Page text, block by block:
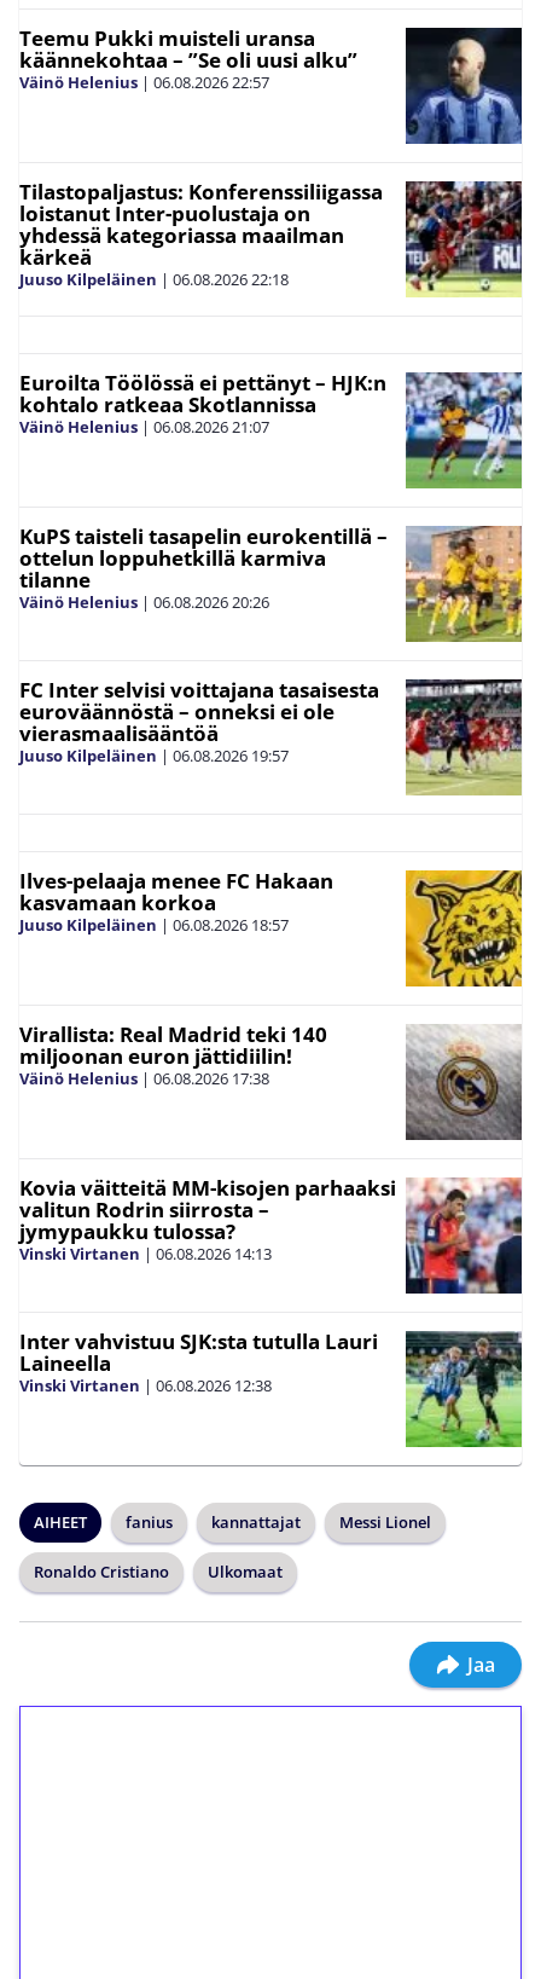
Teemu Pukki muisteli uransa
käännekohtaa – ”Se oli uusi alku”
Väinö Helenius | 06.08.202622:57
Tilastopaljastus: Konferenssiliigassa
loistanut Inter-puolustaja on
yhdessä kategoriassa maailman
kärkeä
Juuso Kilpeläinen | 06.08.202622:18
Euroilta Töölössä ei pettänyt – HJK:n
kohtalo ratkeaa Skotlannissa
Väinö Helenius | 06.08.202621:07
KuPS taisteli tasapelin eurokentillä –
ottelun loppuhetkillä karmiva
tilanne
Väinö Helenius | 06.08.202620:26
FC Inter selvisi voittajana tasaisesta
euroväännöstä – onneksi ei ole
vierasmaalisääntöä
Juuso Kilpeläinen | 06.08.2026 19:57
Ilves-pelaaja menee FC Hakaan
kasvamaan korkoa
Juuso Kilpeläinen | 06.08.2026 18:57
Virallista: Real Madrid teki 140
miljoonan euron jättidiilin!
Väinö Helenius | 06.08.2026 17:38
Kovia väitteitä MM-kisojen parhaaksi
valitun Rodrin siirrosta –
jymypaukku tulossa?
Vinski Virtanen | 06.08.2026 14:13
Inter vahvistuu SJK:sta tutulla Lauri
Laineella
Vinski Virtanen | 06.08.2026 12:38
AIHEET fanius kannattajat Messi Lionel
Ronaldo Cristiano Ulkomaat
Jaa